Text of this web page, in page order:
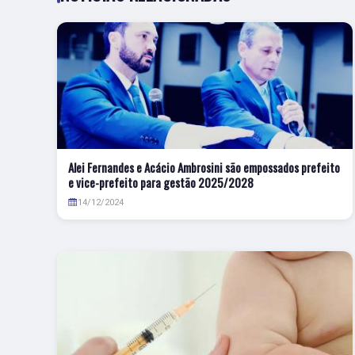
Alei Fernandes e Acácio Ambrosini são empossados prefeito
e vice-prefeito para gestão 2025/2028
14/12/2024